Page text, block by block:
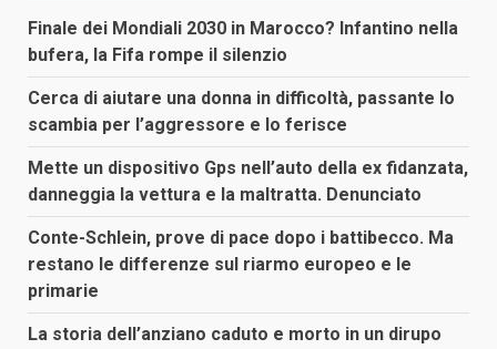
Finale dei Mondiali 2030 in Marocco? Infantino nella
bufera, la Fifa rompe il silenzio
Cerca di aiutare una donna in difficoltà, passante lo
scambia per l’aggressore e lo ferisce
Mette un dispositivo Gps nell’auto della ex fidanzata,
danneggia la vettura e la maltratta. Denunciato
Conte-Schlein, prove di pace dopo i battibecco. Ma
restano le differenze sul riarmo europeo e le
primarie
La storia dell’anziano caduto e morto in un dirupo